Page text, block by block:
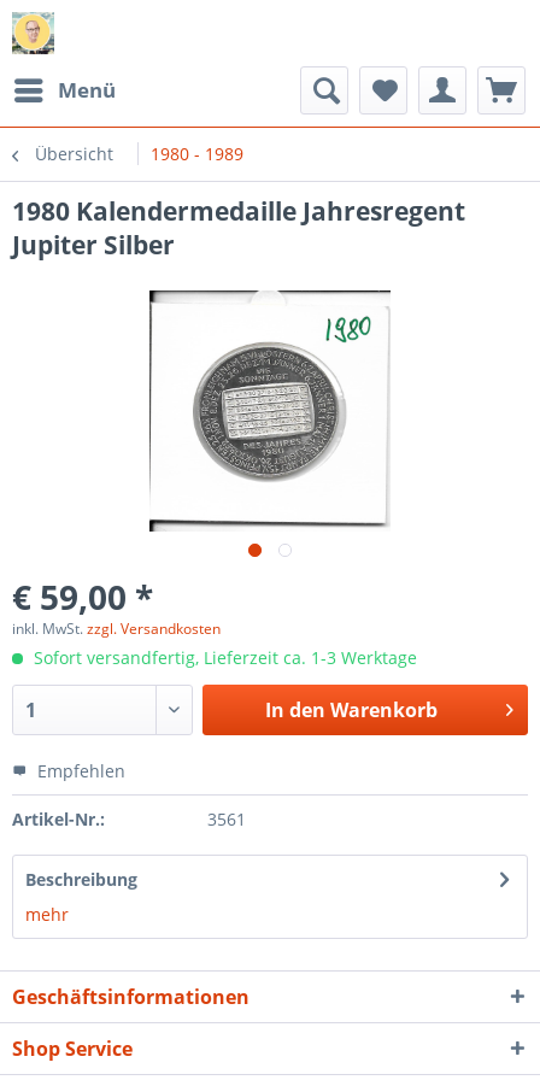
Menü
Übersicht 1980 - 1989
1980 Kalendermedaille Jahresregent
Jupiter Silber
€ 59,00 *
inkl. MwSt.zzgl. Versandkosten
Sofort versandfertig, Lieferzeit ca. 1-3 Werktage
In den Warenkorb
Empfehlen
Artikel-Nr.: 3561
Beschreibung
mehr
Geschäftsinformationen
Shop Service